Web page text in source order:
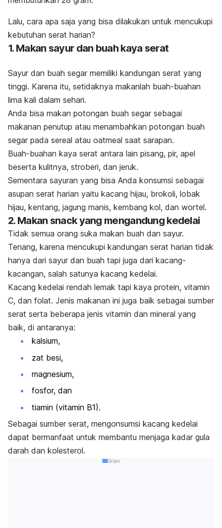
Lalu, cara apa saja yang bisa dilakukan untuk mencukupi
kebutuhan serat harian?
1. Makan sayur dan buah kaya serat
Sayur dan buah segar memiliki kandungan serat yang
tinggi. Karena itu, setidaknya makanlah buah-buahan
lima kali dalam sehari.
Anda bisa makan potongan buah segar sebagai
makanan penutup atau menambahkan potongan buah
segar pada sereal atau oatmeal saat sarapan.
Buah-buahan kaya serat antara lain pisang, pir, apel
beserta kulitnya, stroberi, dan jeruk.
Sementara sayuran yang bisa Anda konsumsi sebagai
asupan serat harian yaitu kacang hijau, brokoli, lobak
hijau, kentang, jagung manis, kembang kol, dan wortel.
2. Makan snack yang mengandung kedelai
Tidak semua orang suka makan buah dan sayur.
Tenang, karena mencukupi kandungan serat harian tidak
hanya dari sayur dan buah tapi juga dari kacang-
kacangan, salah satunya kacang kedelai.
Kacang kedelai rendah lemak tapi kaya protein, vitamin
C, dan folat. Jenis makanan ini juga baik sebagai sumber
serat serta beberapa jenis vitamin dan mineral yang
baik, di antaranya:
kalsium,
zat besi,
magnesium,
fosfor, dan
tiamin (vitamin B1).
Sebagai sumber serat, mengonsumsi kacang kedelai
dapat bermanfaat untuk membantu menjaga kadar gula
darah dan kolesterol.
Iklan